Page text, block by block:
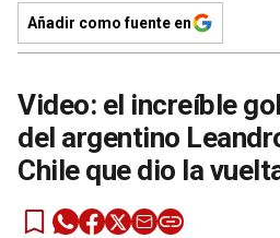
Añadir como fuente en
Video: el increíble
del argentino
Chile que dio la